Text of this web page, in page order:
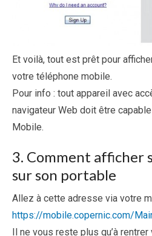
Et voilà, tout est prêt pour
votre téléphone mobile.
Pour info : tout appareil avec
navigateur Web doit être
Mobile.
3. Comment afficher
sur son portable
Allez à cette adresse via votre
https://mobile.copernic.com/
Il ne vous reste plus qu’à